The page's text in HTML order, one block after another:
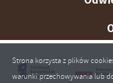
Strona korzysta z plików
warunki przechowywania lub